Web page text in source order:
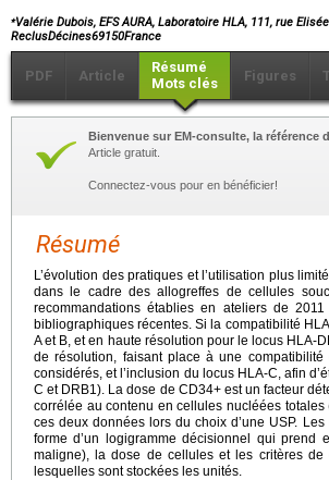
⁎Valérie Dubois, EFS AURA, Laboratoire HLA, 111, rue
ReclusDécines69150France
PDF Article
Résumé
Mots clés
Figures
Bienvenue sur EM-consulte, la référence
Article gratuit.
Connectez-vous pour en bénéficier!
Résumé
L’évolution des pratiques et l’utilisation plus
dans le cadre des allogreffes de cellules
recommandations établies en ateliers de
bibliographiques récentes. Si la compatibilité
A et B, et en haute résolution pour le locus HLA-
de résolution, faisant place à une
considérés, et l’inclusion du locus HLA-C, afin
C et DRB1). La dose de CD34+ est un facteur
corrélée au contenu en cellules nucléées
ces deux données lors du choix d’une USP.
forme d’un logigramme décisionnel qui
maligne), la dose de cellules et les critères
lesquelles sont stockées les unités.